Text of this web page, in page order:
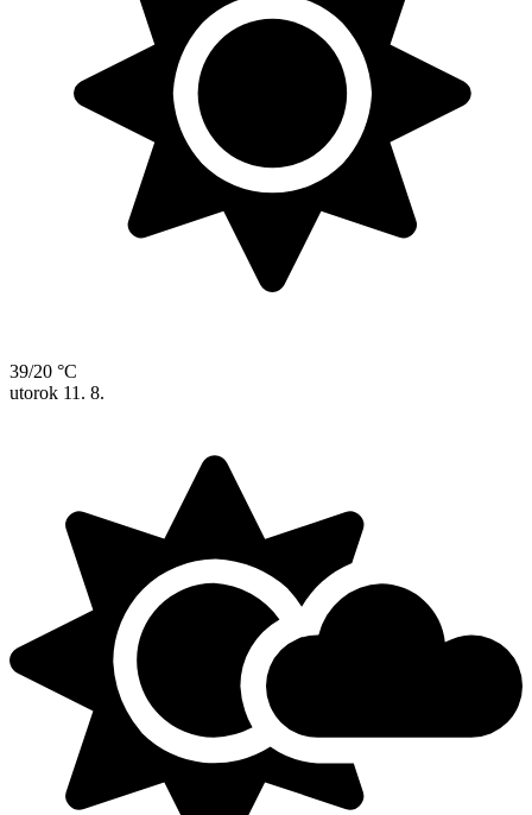
39/20 °C
utorok 11. 8.